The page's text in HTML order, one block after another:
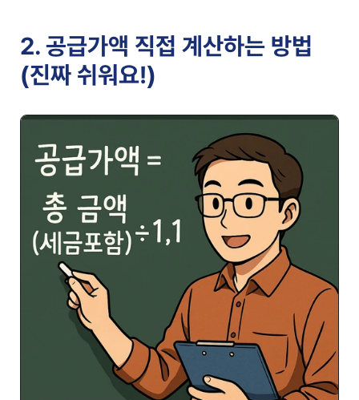
2. 공급가액 직접 계산하는 방법
(진짜 쉬워요!)